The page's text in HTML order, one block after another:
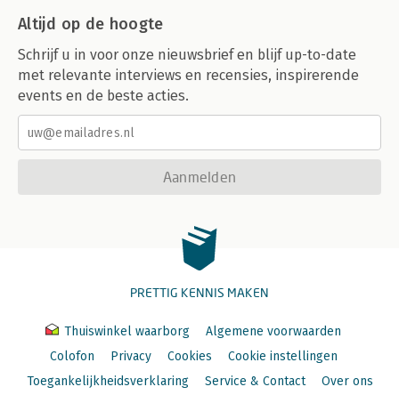
Altijd op de hoogte
Schrijf u in voor onze nieuwsbrief en blijf up-to-date
met relevante interviews en recensies, inspirerende
events en de beste acties.
Aanmelden
PRETTIG KENNIS MAKEN
Thuiswinkel waarborg
Algemene voorwaarden
Colofon
Privacy Cookies
Cookie instellingen
Toegankelijkheidsverklaring
Service & Contact Over ons